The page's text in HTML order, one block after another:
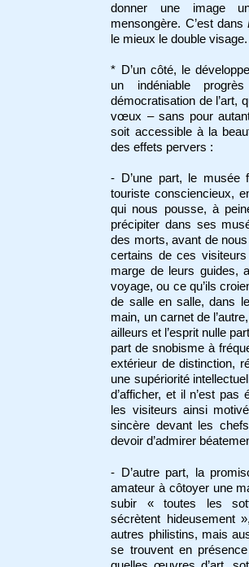
donner une image
mensongère. C’est dans
le mieux le double visage.
* D’un côté, le
un indéniable
démocratisation de l’art,
vœux – sans pour
soit accessible à la
des effets pervers :
- D’une part, le musée
touriste consciencieux,
qui nous pousse, à
précipiter dans ses
des morts, avant de
certains de ces
marge de leurs guides,
voyage, ou ce qu’ils
de salle en salle, dans
main, un carnet de
ailleurs et l’esprit nulle
part de snobisme à
extérieur de distinction,
une supériorité
d’afficher, et il n’est
les visiteurs ainsi
sincère devant les
devoir d’admirer
- D’autre part, la
amateur à côtoyer une
subir « toutes les
sécrètent hideusement
autres philistins, mais
se trouvent en